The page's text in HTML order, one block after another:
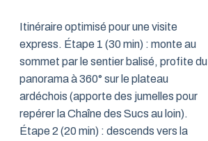
Itinéraire optimisé pour une visite
express. Étape 1 (30 min) : monte au
sommet par le sentier balisé, profite du
panorama à 360° sur le plateau
ardéchois (apporte des jumelles pour
repérer la Chaîne des Sucs au loin).
Étape 2 (20 min) : descends vers la